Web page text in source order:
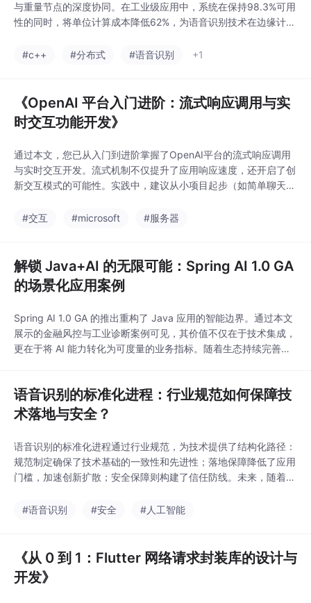
与重量节点的深度协同。在工业级应用中，系统在保持98.3%可用
性的同时，将单位计算成本降低62%，为语音识别技术在边缘计算
术，进一步优化边缘节点的模型推理能力。
#c++ #分布式 #语音识别 +1
《OpenAI 平台入门进阶：流式响应调用与实
时交互功能开发》
通过本文，您已从入门到进阶掌握了OpenAI平台的流式响应调用
与实时交互开发。流式机制不仅提升了应用响应速度，还开启了创
新交互模式的可能性。实践中，建议从小项目起步（如简单聊天界
成），可进一步丰富实时体验。立即动手尝试，将您的创意变为现
#交互 #microsoft #服务器
解锁 Java+AI 的无限可能：Spring AI 1.0 GA
的场景化应用案例
Spring AI 1.0 GA 的推出重构了 Java 应用的智能边界。通过本文
展示的金融风控与工业诊断案例可见，其价值不仅在于技术集成，
更在于将 AI 能力转化为可度量的业务指标。随着生态持续完善，J
语音识别的标准化进程：行业规范如何保障技
术落地与安全？
语音识别的标准化进程通过行业规范，为技术提供了结构化路径：
规范制定确保了技术基础的一致性和先进性；落地保障降低了应用
门槛，加速创新扩散；安全保障则构建了信任防线。未来，随着AI
在医疗、金融等关键领域安全、高效地落地。企业应积极参与规范
#语音识别 #安全 #人工智能
《从 0 到 1：Flutter 网络请求封装库的设计与
开发》